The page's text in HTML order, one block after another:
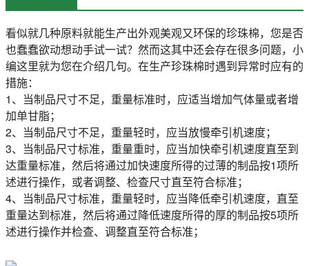
看似就几种原料就能生产出外观美观又环保的珍珠棉，您是否
也蠢蠢欲动想动手试一试？然而这其中还会存在很多问题，小
编这里就为您在介绍几句。在生产珍珠棉时遇到异常时应有的
措施：
1、当制品尺寸不足，重量标准时，应适当增加气体量或者增
加单甘脂；
2、当制品尺寸不足，重量轻时，应当放慢牵引机速度；
3、当制品尺寸标准，重量重时，应当加快牵引机速度直至到
达重量标准，然后将通过加快速度所得的过薄的制品按1项所
述进行操作，或者调整、检查尺寸直至符合标准；
4、当制品尺寸标准，重量轻时，应当降低牵引机速度，直至
重量达到标准，然后将通过降低速度所得的厚的制品按5项所
述进行操作并检查、调整直至符合标准；